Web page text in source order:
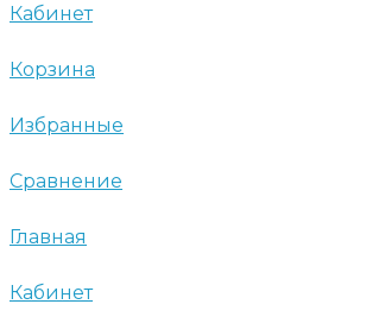
Кабинет
Корзина
Избранные
Сравнение
Главная
Кабинет